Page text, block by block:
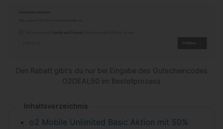
Den Rabatt gibt's du nur bei Eingabe des Gutscheincodes
O2DEAL50 im Bestellprozess
Inhaltsverzeichnis
o2 Mobile Unlimited Basic Aktion mit 50%